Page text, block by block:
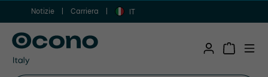
Vai al contenuto principale
Notizie Carriera IT